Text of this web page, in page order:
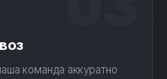
команда аккуратно